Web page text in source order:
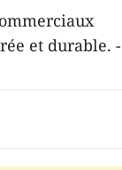
et durable.